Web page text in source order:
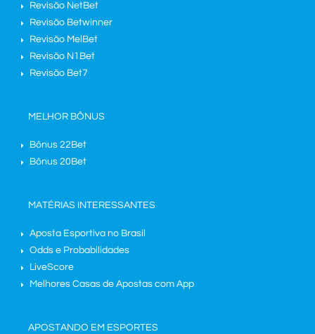
Revisão NetBet
Revisão Betwinner
Revisão MelBet
Revisão N1Bet
Revisão Bet7
MELHOR BÔNUS
Bônus 22Bet
Bônus 20Bet
MATÉRIAS INTERESSANTES
Aposta Esportiva no Brasil
Odds e Probabilidades
LiveScore
Melhores Casas de Apostas com App
APOSTANDO EM ESPORTES